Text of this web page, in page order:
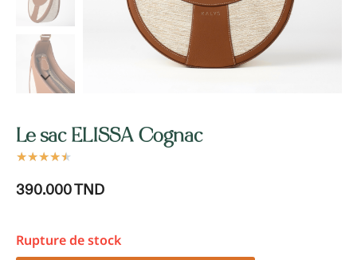
Le sac ELISSA Cognac
★★★★★
390.000TND
Rupture de stock